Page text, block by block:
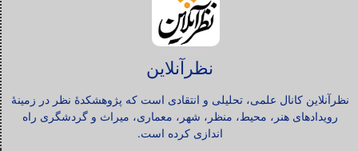
نظرآنلاین
نظرآنلاین کانال علمی، تحلیلی و انتقادی است که پژوهشکدۀ نظر در زمینۀ
رویدادهای هنر، محیط، منظر، شهر، معماری، میراث و گردشگری راه
اندازی کرده است.